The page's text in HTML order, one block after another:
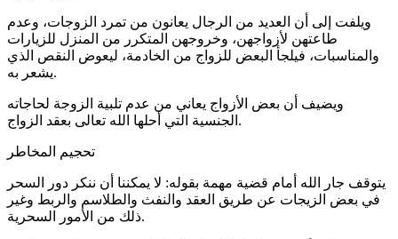
ويلفت إلى أن العديد من الرجال يعانون من تمرد الزوجات، وعدم
طاعتهن لأزواجهن، وخروجهن المتكرر من المنزل للزيارات
والمناسبات، فيلجأ البعض للزواج من الخادمة، ليعوض النقص الذي
يشعر به.
ويضيف أن بعض الأزواج يعاني من عدم تلبية الزوجة لحاجاته
الجنسية التي أحلها الله تعالى بعقد الزواج.
تحجيم المخاطر
يتوقف جار الله أمام قضية مهمة بقوله: لا يمكننا أن ننكر دور السحر
في بعض الزيجات عن طريق العقد والنفث والطلاسم والربط وغير
ذلك من الأمور السحرية.